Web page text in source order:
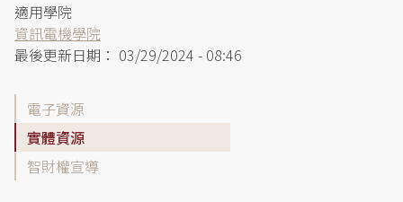
適用學院
資訊電機學院
最後更新日期： 03/29/2024 - 08:46
學
院
資
源
電子資源
實體資源
智財權宣導